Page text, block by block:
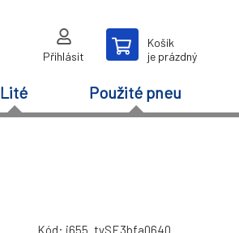
Přihlásit
Košík
je prázdný
Lité Použité pneu
Kód: i655_tySE3bfa0640